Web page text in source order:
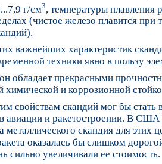
г/см3, температуры плавления
(чистое железо плавится при
важнейших характеристик
техники явно в пользу
обладает прекрасными
химической и коррозионной
свойствам скандий мог бы
авиации и ракетостроении. В США
металлического скандия для этих
оказалась бы слишком
сильно увеличивали ее стоимость.